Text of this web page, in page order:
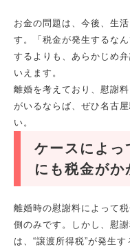
お金の問題は、今後、生
す。「税金が発生するな
するよりも、あらかじめ
いえます。
離婚を考えており、慰謝
がいるならば、ぜひ名古
い。
ケースによっ
にも税金がか
離婚時の慰謝料によって
側のみです。しかし、慰
は、“譲渡所得税”が発生